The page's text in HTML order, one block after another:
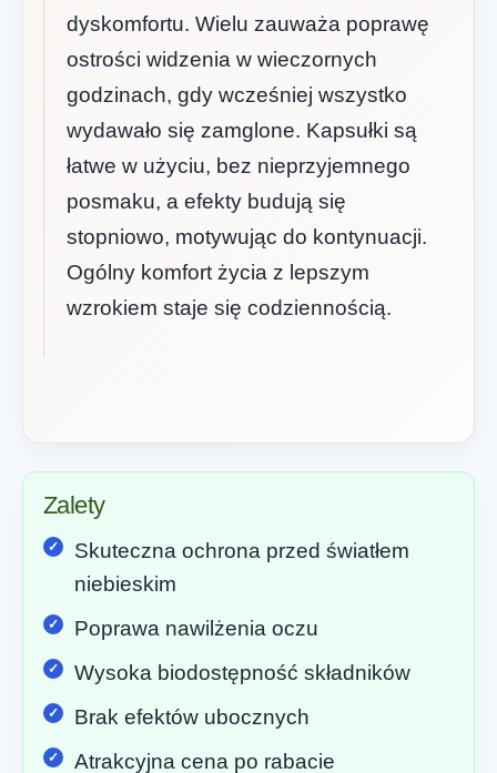
dyskomfortu. Wielu zauważa poprawę
ostrości widzenia w wieczornych
godzinach, gdy wcześniej wszystko
wydawało się zamglone. Kapsułki są
łatwe w użyciu, bez nieprzyjemnego
posmaku, a efekty budują się
stopniowo, motywując do kontynuacji.
Ogólny komfort życia z lepszym
wzrokiem staje się codziennością.
Zalety
Skuteczna ochrona przed światłem
niebieskim
Poprawa nawilżenia oczu
Wysoka biodostępność składników
Brak efektów ubocznych
Atrakcyjna cena po rabacie